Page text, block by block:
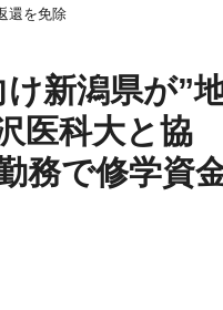
還を免除
新潟県が”
医科大と協
務で修学資